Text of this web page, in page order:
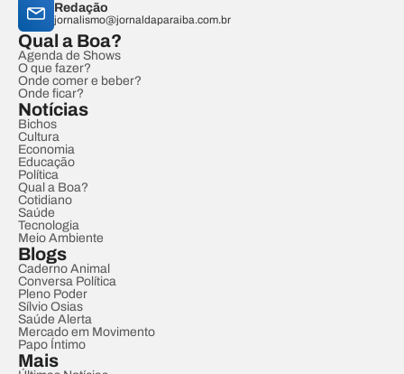
Redação
jornalismo@jornaldaparaiba.com.br
Qual a Boa?
Agenda de Shows
O que fazer?
Onde comer e beber?
Onde ficar?
Notícias
Bichos
Cultura
Economia
Educação
Política
Qual a Boa?
Cotidiano
Saúde
Tecnologia
Meio Ambiente
Blogs
Caderno Animal
Conversa Política
Pleno Poder
Sílvio Osias
Saúde Alerta
Mercado em Movimento
Papo Íntimo
Mais